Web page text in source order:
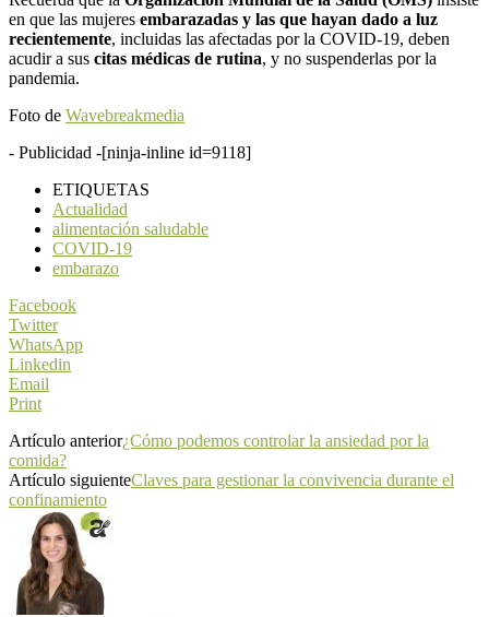
en que las mujeres embarazadas y las que hayan dado a luz
recientemente, incluidas las afectadas por la COVID-19, deben
acudir a sus citas médicas de rutina, y no suspenderlas por la
pandemia.
Foto de Wavebreakmedia
- Publicidad -[ninja-inline id=9118]
ETIQUETAS
Actualidad
alimentación saludable
COVID-19
embarazo
Facebook
Twitter
WhatsApp
Linkedin
Email
Print
Artículo anterior¿Cómo podemos controlar la ansiedad por la
comida?
Artículo siguienteClaves para gestionar la convivencia durante el
confinamiento